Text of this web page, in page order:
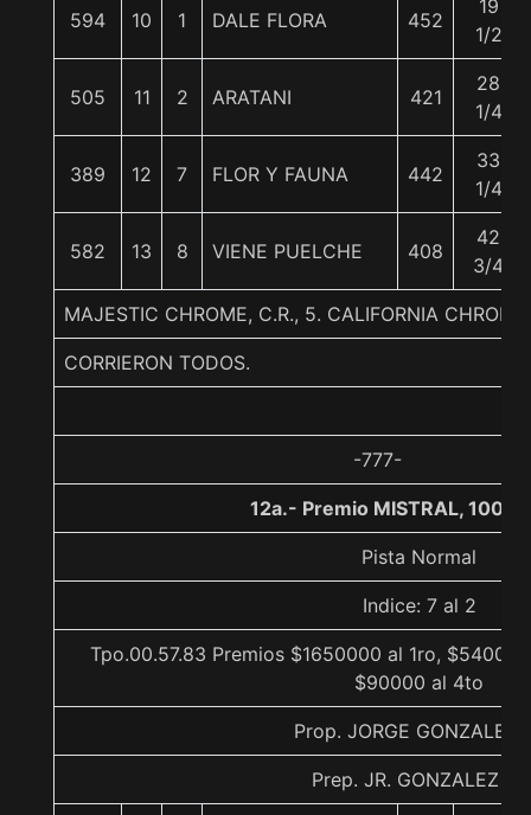
594 10 1 DALE FLORA 452
19
1/2
505 11 2 ARATANI 421
28
1/4
389 12 7 FLOR Y FAUNA 442
33
1/4
582 13 8 VIENE PUELCHE 408
42
3/4
MAJESTIC CHROME, C.R., 5. CALIFORNIA
CORRIERON TODOS.
-777-
12a.- Premio MISTRAL, 1000
Pista Normal
Indice: 7 al 2
Tpo.00.57.83 Premios $1650000 al 1ro,
$90000 al 4to
Prop. JORGE GONZALEZ
Prep. JR. GONZALEZ M.